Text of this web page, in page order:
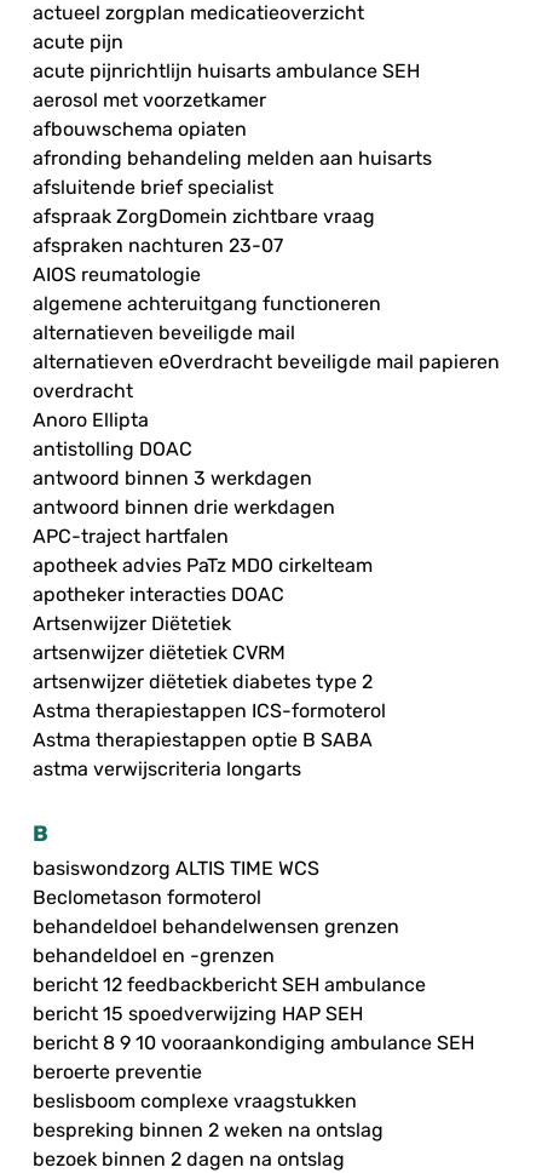
actueel zorgplan medicatieoverzicht
acute pijn
acute pijnrichtlijn huisarts ambulance SEH
aerosol met voorzetkamer
afbouwschema opiaten
afronding behandeling melden aan huisarts
afsluitende brief specialist
afspraak ZorgDomein zichtbare vraag
afspraken nachturen 23-07
AIOS reumatologie
algemene achteruitgang functioneren
alternatieven beveiligde mail
alternatieven eOverdracht beveiligde mail papieren
overdracht
Anoro Ellipta
antistolling DOAC
antwoord binnen 3 werkdagen
antwoord binnen drie werkdagen
APC-traject hartfalen
apotheek advies PaTz MDO cirkelteam
apotheker interacties DOAC
Artsenwijzer Diëtetiek
artsenwijzer diëtetiek CVRM
artsenwijzer diëtetiek diabetes type 2
Astma therapiestappen ICS-formoterol
Astma therapiestappen optie B SABA
astma verwijscriteria longarts
B
basiswondzorg ALTIS TIME WCS
Beclometason formoterol
behandeldoel behandelwensen grenzen
behandeldoel en -grenzen
bericht 12 feedbackbericht SEH ambulance
bericht 15 spoedverwijzing HAP SEH
bericht 8 9 10 vooraankondiging ambulance SEH
beroerte preventie
beslisboom complexe vraagstukken
bespreking binnen 2 weken na ontslag
bezoek binnen 2 dagen na ontslag